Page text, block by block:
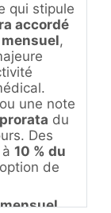
qui stipule
accordé
,
une note
prorata du
Des
10 % du
de